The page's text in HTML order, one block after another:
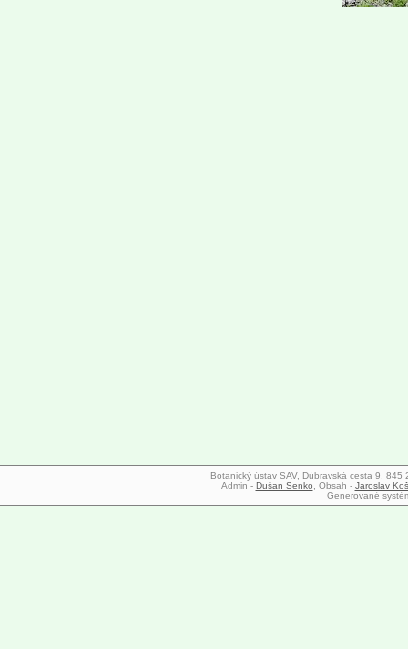
Botanický ústav SAV, Dúbravská cesta 9,
Admin - Dušan Senko , Obsah - Jaroslav
Generované